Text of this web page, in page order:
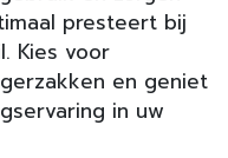
presteert bij
Kies voor
en geniet
in uw